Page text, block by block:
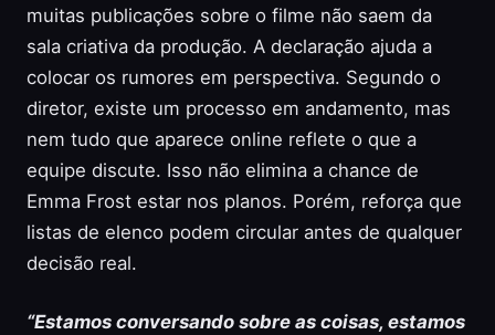
muitas publicações sobre o filme não saem da
sala criativa da produção. A declaração ajuda a
colocar os rumores em perspectiva. Segundo o
diretor, existe um processo em andamento, mas
nem tudo que aparece online reflete o que a
equipe discute. Isso não elimina a chance de
Emma Frost estar nos planos. Porém, reforça que
listas de elenco podem circular antes de qualquer
decisão real.
“Estamos conversando sobre as coisas, estamos